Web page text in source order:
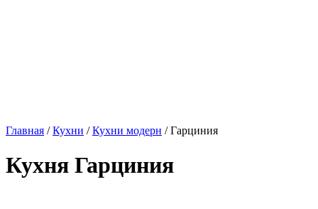
Главная /Кухни /Кухни модерн / Гарциния
Кухня Гарциния